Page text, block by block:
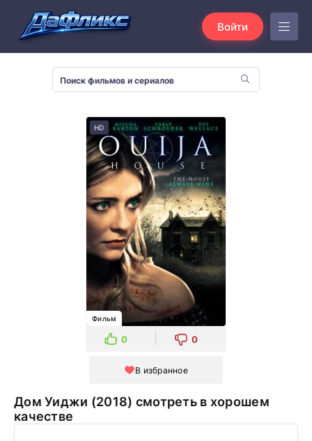
Войти
HD
Фильм
0 0
В избранное
Дом Уиджи (2018) смотреть в хорошем
качестве